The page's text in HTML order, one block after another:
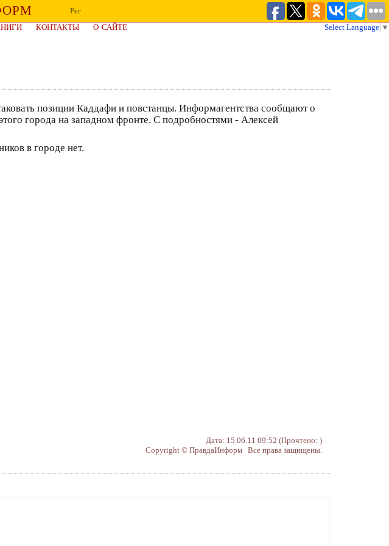
Рег
КОНТАКТЫ О САЙТЕ Select Language ▼
позиции Каддафи и повстанцы. Информагентства сообщают о
города на западном фронте. С подробностями - Алексей
в городе нет.
Дата: 15.06.11 09:52 (Прочтено: )
Copyright © ПравдаИнформ Все права защищены.